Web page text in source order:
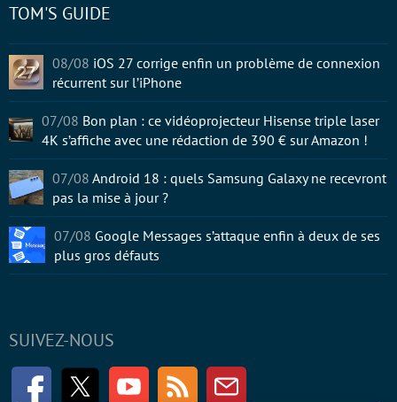
SUIVEZ-NOUS
FacebookTwitter Youtube RSS Newsletter
TOM'S GUIDE
08/08 iOS 27 corrige enfin un problème de connexion
récurrent sur l’iPhone
07/08 Bon plan : ce vidéoprojecteur Hisense triple laser
4K s’affiche avec une rédaction de 390 € sur Amazon !
07/08 Android 18 : quels Samsung Galaxy ne recevront
pas la mise à jour ?
07/08 Google Messages s’attaque enfin à deux de ses
plus gros défauts